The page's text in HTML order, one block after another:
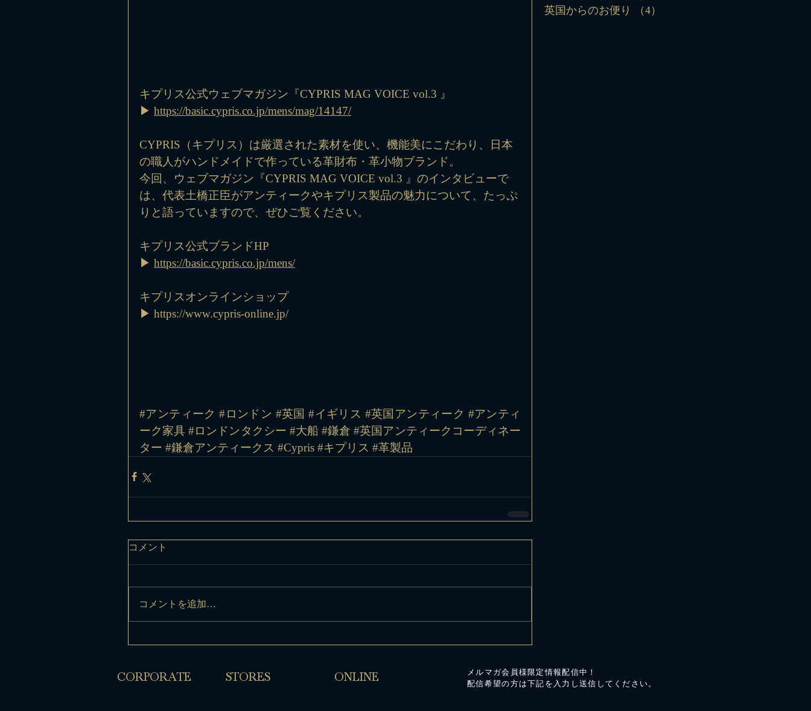
キプリス公式ウェブマガジン『CYPRIS MAG VOICE vol.3 』
▶ https://basic.cypris.co.jp/mens/mag/14147/
CYPRIS（キプリス）は厳選された素材を使い、機能美にこだわり、日本
の職人がハンドメイドで作っている革財布・革小物ブランド。
今回、ウェブマガジン『CYPRIS MAG VOICE vol.3 』のインタビューで
は、代表土橋正臣がアンティークやキプリス製品の魅力について、たっぷ
りと語っていますので、ぜひご覧ください。
キプリス公式ブランドHP
▶ https://basic.cypris.co.jp/mens/
キプリスオンラインショップ
▶ https://www.cypris-online.jp/
#アンティーク #ロンドン #英国 #イギリス #英国アンティーク #アンティ
ーク家具 #ロンドンタクシー #大船 #鎌倉 #英国アンティークコーディネー
ター #鎌倉アンティークス #Cypris #キプリス #革製品
コメント
コメントを追加…
英国からのお便り
（4）
​CORPORATE ​STORES ONLINE
メルマガ会員様限定情報配信中！
配信希望の方は下記を入力し送信してください。